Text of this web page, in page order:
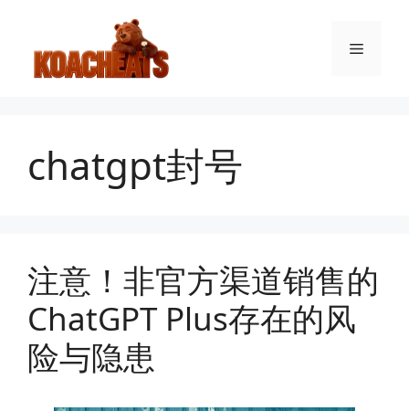
菜
chatgpt封号
注意！非官方渠道销售的
ChatGPT Plus存在的风
险与隐患